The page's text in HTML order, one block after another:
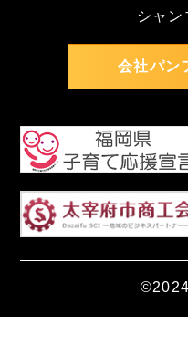
シャ
会社パン